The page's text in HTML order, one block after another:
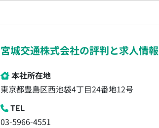
宮城交通株式会社の評判と求人情報
本社所在地
東京都豊島区西池袋4丁目24番地12号
TEL
03-5966-4551